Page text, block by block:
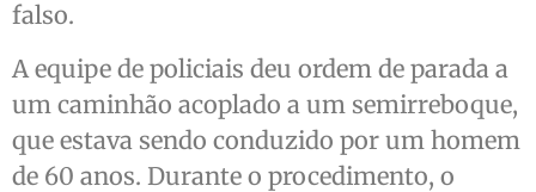
falso.
A equipe de policiais deu ordem de parada a
um caminhão acoplado a um semirreboque,
que estava sendo conduzido por um homem
de 60 anos. Durante o procedimento, o